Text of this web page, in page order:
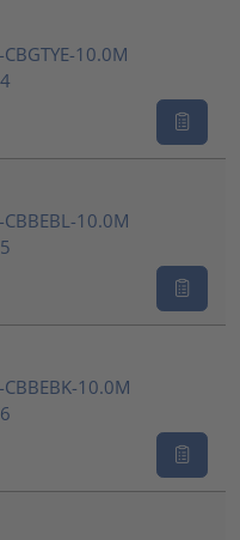
10.0M
10.0M
10.0M